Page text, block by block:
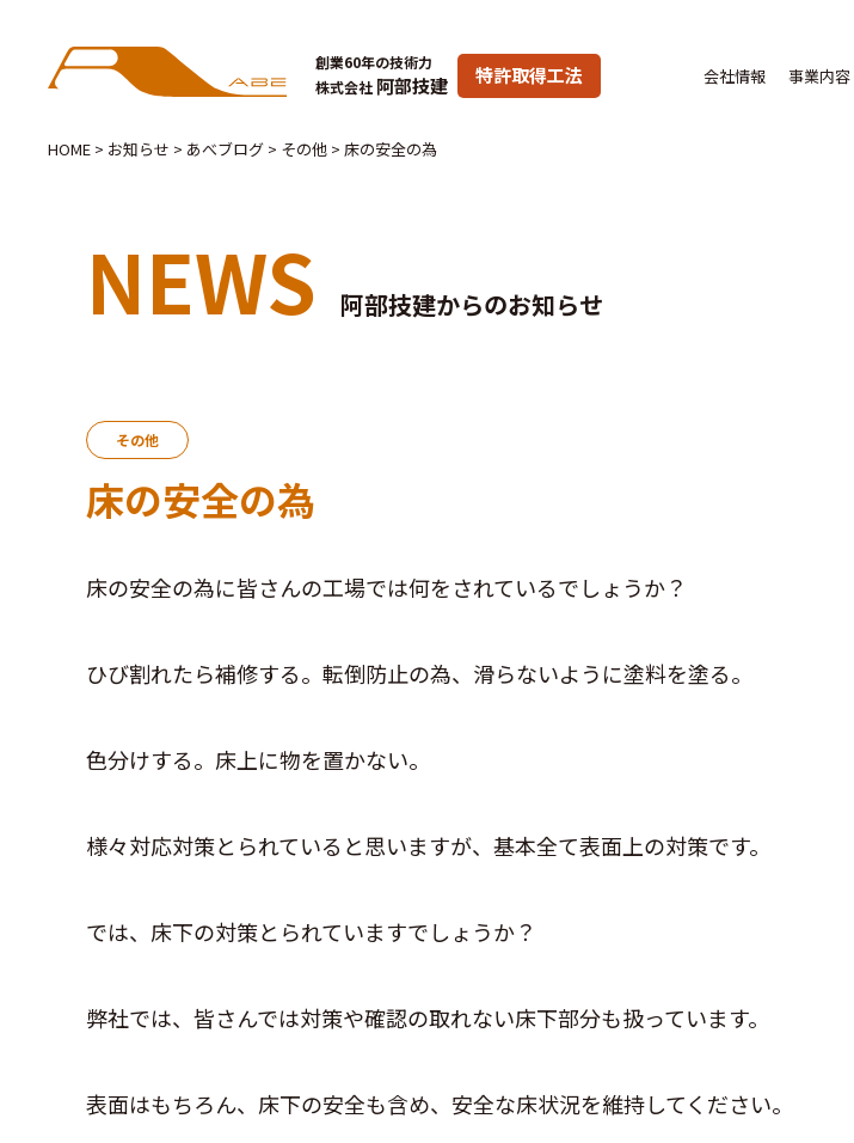
創業60年の技術力
株式会社 阿部技建 特許取得工法 会社情報 事業内容
HOME > お知らせ > あべブログ > その他 > 床の安全の為
NEWS 阿部技建からのお知らせ
その他
床の安全の為
床の安全の為に皆さんの工場では何をされているでしょうか？
ひび割れたら補修する。転倒防止の為、滑らないように塗料を塗る。
色分けする。床上に物を置かない。
様々対応対策とられていると思いますが、基本全て表面上の対策です。
では、床下の対策とられていますでしょうか？
弊社では、皆さんでは対策や確認の取れない床下部分も扱っています。
表面はもちろん、床下の安全も含め、安全な床状況を維持してください。